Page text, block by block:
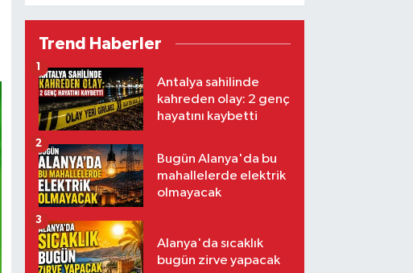
Gene projesini hayata
Trend Haberler
Antalya sahilinde
kahreden olay: 2 genç
hayatını kaybetti
1
Bugün Alanya'da bu
mahallelerde elektrik
olmayacak
2
Alanya'da sıcaklık
bugün zirve yapacak
3